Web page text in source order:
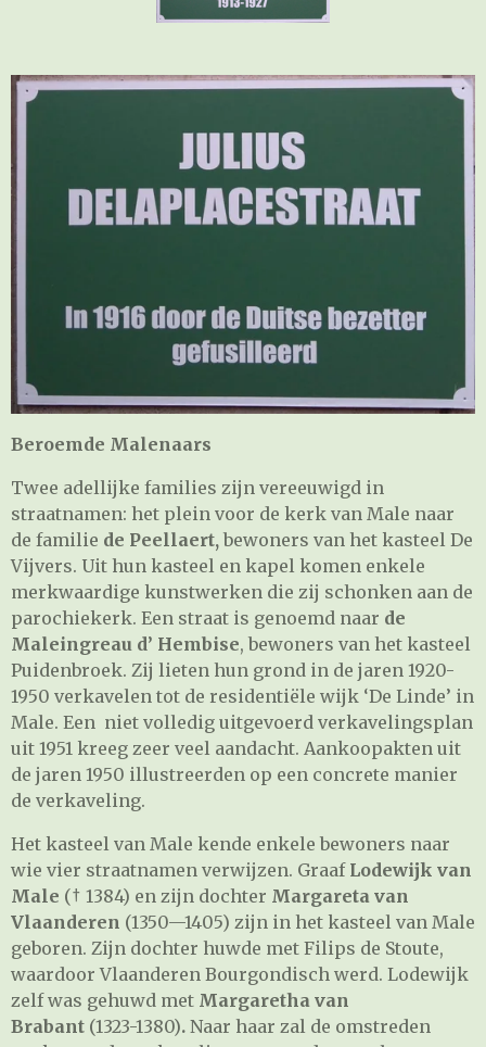
Beroemde Malenaars
Twee adellijke families zijn vereeuwigd in
straatnamen: het plein voor de kerk van Male naar
de familie de Peellaert,bewoners van het kasteel De
Vijvers. Uit hun kasteel en kapel komen enkele
merkwaardige kunstwerken die zij schonken aan de
parochiekerk. Een straat is genoemd naar de
Maleingreau d’ Hembise, bewoners van het kasteel
Puidenbroek. Zij lieten hun grond in de jaren 1920-
1950 verkavelen tot de residentiële wijk ‘De Linde’ in
Male. Een niet volledig uitgevoerd verkavelingsplan
uit 1951 kreeg zeer veel aandacht. Aankoopakten uit
de jaren 1950 illustreerden op een concrete manier
de verkaveling.
Het kasteel van Male kende enkele bewoners naar
wie vier straatnamen verwijzen. Graaf Lodewijk van
Male († 1384) en zijn dochter Margareta van
Vlaanderen (1350—1405) zijn in het kasteel van Male
geboren. Zijn dochter huwde met Filips de Stoute,
waardoor Vlaanderen Bourgondisch werd. Lodewijk
zelf was gehuwd met Margaretha van
Brabant (1323-1380). Naar haar zal de omstreden